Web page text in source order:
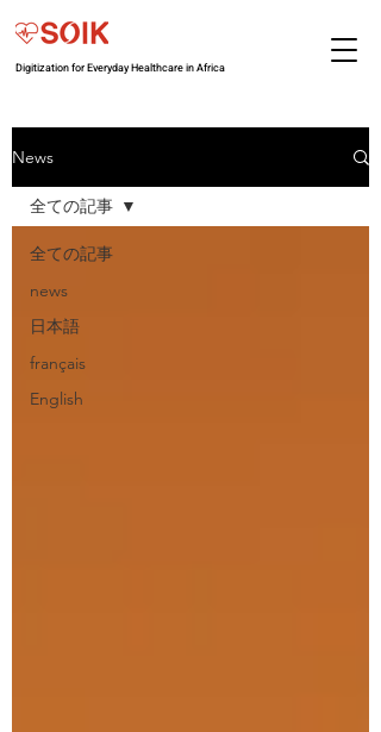
Digitization for Everyday Healthcare in Africa
News
全ての記事
news
日本語
français
English
全ての記事